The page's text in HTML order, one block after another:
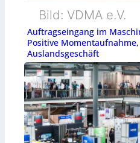
Bild: VDMA e.V.
Auftragseingang im
Positive
Auslandsgeschäft